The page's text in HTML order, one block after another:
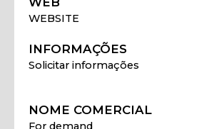
WEBSITE
INFORMAÇÕES
Solicitar informações
NOME COMERCIAL
For demand